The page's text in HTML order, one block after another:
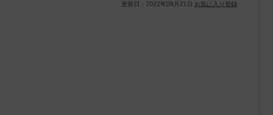
更新日： 2022年09月21日 お気に入り登録